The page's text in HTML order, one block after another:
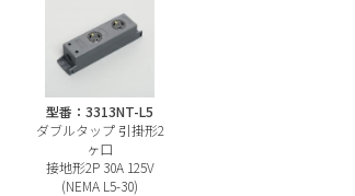
型番：3313NT-L5
ダブルタップ 引掛形2
ヶ口
接地形2P 30A 125V
(NEMA L5-30)